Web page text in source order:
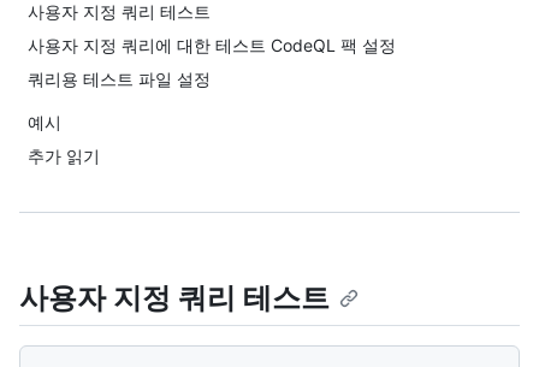
사용자 지정 쿼리 테스트
사용자 지정 쿼리에 대한 테스트 CodeQL 팩 설정
쿼리용 테스트 파일 설정
예시
추가 읽기
사용자 지정 쿼리 테스트